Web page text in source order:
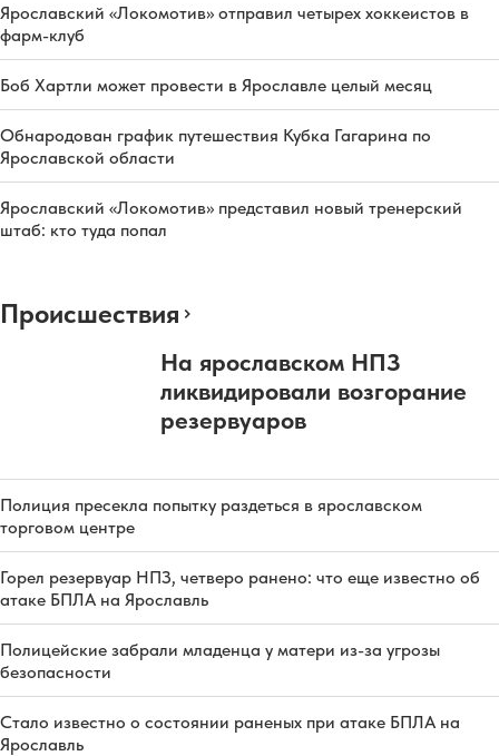
Ярославский «Локомотив» отправил четырех хоккеистов в
фарм-клуб
Боб Хартли может провести в Ярославле целый месяц
Обнародован график путешествия Кубка Гагарина по
Ярославской области
Ярославский «Локомотив» представил новый тренерский
штаб: кто туда попал
Происшествия
На ярославском НПЗ
ликвидировали возгорание
резервуаров
Полиция пресекла попытку раздеться в ярославском
торговом центре
Горел резервуар НПЗ, четверо ранено: что еще известно об
атаке БПЛА на Ярославль
Полицейские забрали младенца у матери из-за угрозы
безопасности
Стало известно о состоянии раненых при атаке БПЛА на
Ярославль